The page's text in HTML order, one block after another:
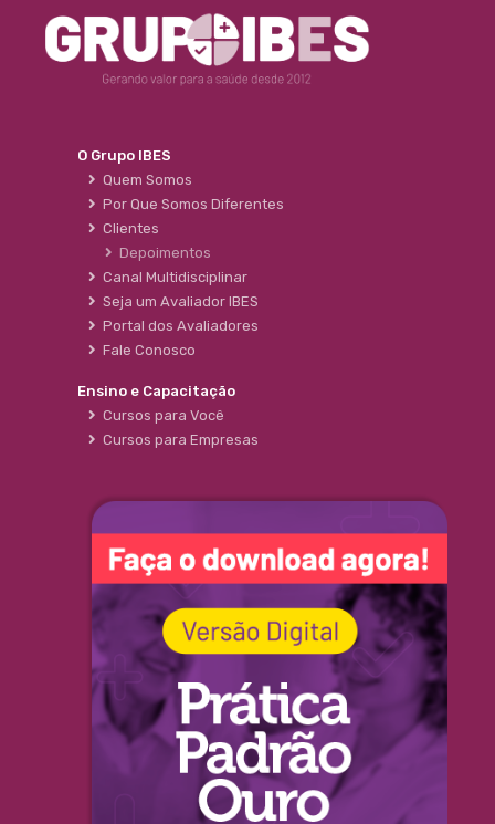
O Grupo IBES
Quem Somos
Por Que Somos Diferentes
Clientes
Depoimentos
Canal Multidisciplinar
Seja um Avaliador IBES
Portal dos Avaliadores
Fale Conosco
Ensino e Capacitação
Cursos para Você
Cursos para Empresas